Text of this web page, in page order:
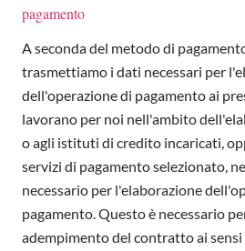
pagamento
A seconda del metodo di
trasmettiamo i dati necessari per
dell'operazione di pagamento ai
lavorano per noi nell'ambito
o agli istituti di credito incaricati,
servizi di pagamento selezionato,
necessario per l'elaborazione
pagamento. Questo è necessario
adempimento del contratto ai sensi